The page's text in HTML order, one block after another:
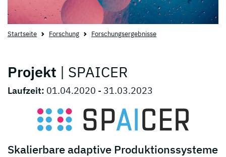
Startseite Forschung Forschungsergebnisse
Projekt | SPAICER
Laufzeit: 01.04.2020 - 31.03.2023
Skalierbare adaptive Produktionssysteme